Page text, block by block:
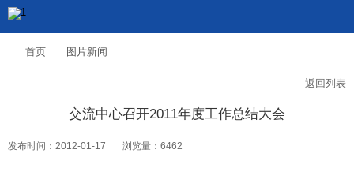
首页 图片新闻
返回列表
交流中心召开2011年度工作总结大会
发布时间：2012-01-17 浏览量：6462